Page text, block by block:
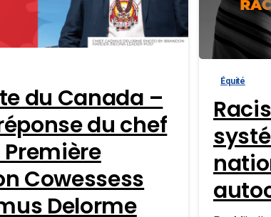
du Canada –
du chef
Première
Cowessess
Delorme
Équité